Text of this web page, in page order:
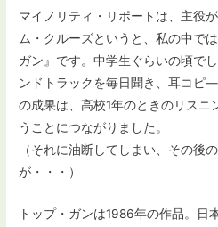
マイノリティ・リポートは、主役
ム・クルーズというと、私の中で
ガン』です。中学生ぐらいの頃で
ンドトラックを毎日聞き、耳コピ
の成果は、高校1年のときのリスニ
うことにつながりました。
（それに油断してしまい、その後
が・・・）
トップ・ガンは1986年の作品。日